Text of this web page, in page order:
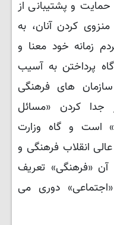
و پشتیبانی از
کردن آنان، به
زمانه خود معنا و
پرداختن به آسیب
های فرهنگی
جدا کردن «مسائل
است و گاه وزارت
انقلاب فرهنگی و
آن «فرهنگی» تعریف‌
دوری می